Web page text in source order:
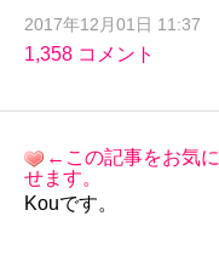
2017年12月01日 11:37
1,358 コメント
←この記事をお気
せます。
Kouです。